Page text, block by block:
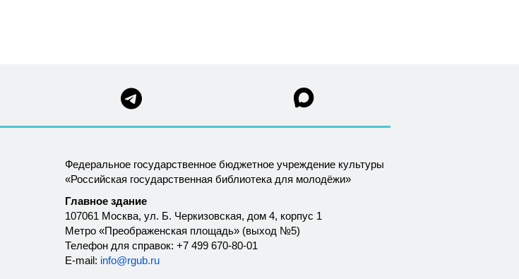
Федеральное государственное бюджетное учреждение культуры
«Российская государственная библиотека для молодёжи»
Главное здание
107061 Москва, ул. Б. Черкизовская, дом 4, корпус 1
Метро «Преображенская площадь» (выход №5)
Телефон для справок: +7 499 670-80-01
E-mail: info@rgub.ru